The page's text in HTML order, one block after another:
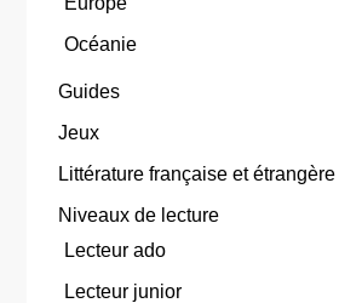
Océanie
Guides
Jeux
Littérature française et étrangère
Niveaux de lecture
Lecteur ado
Lecteur junior